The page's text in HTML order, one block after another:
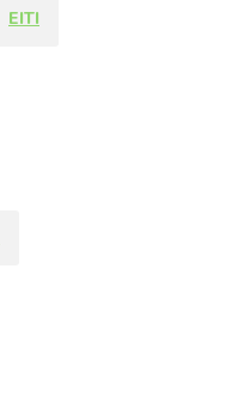
EITI